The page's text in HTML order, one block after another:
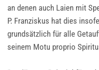
an denen auch Laien mit
P. Franziskus hat dies
grundsätzlich für alle
seinem Motu proprio